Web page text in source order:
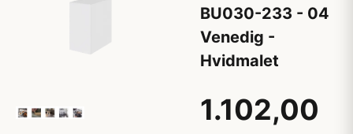
BU030-233 - 04
Venedig -
Hvidmalet
1.102,00